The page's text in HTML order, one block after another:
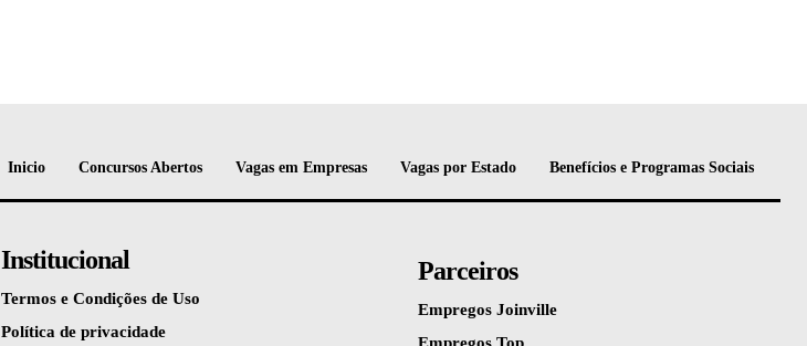
Inicio Concursos Abertos Vagas em Empresas Vagas por Estado Benefícios e Programas Sociais
Institucional
Termos e Condições de Uso
Política de privacidade
Parceiros
Empregos Joinville
Empregos Top